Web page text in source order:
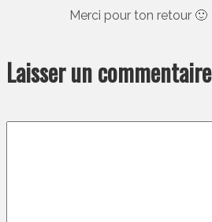
Merci pour ton retour 🙂
Laisser un commentaire